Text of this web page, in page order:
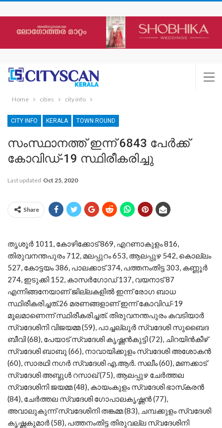
Home cities city info
CITY INFO KERALA TOWN ROUND
സംസ്ഥാനത്ത് ഇന്ന് 6843 പേര്‍ക്ക്
കോവിഡ്-19 സ്ഥിരീകരിച്ചു
Last updated Oct 25, 2020
Share
തൃശൂര്‍ 1011, കോഴിക്കോട് 869, എറണാകുളം 816,
തിരുവനന്തപുരം 712, മലപ്പുറം 653, ആലപ്പുഴ 542, കൊല്ലം
527, കോട്ടയം 386, പാലക്കാട് 374, പത്തനംതിട്ട 303, കണ്ണൂര്‍
274, ഇടുക്കി 152, കാസര്‍ഗോഡ് 137, വയനാട് 87
എന്നിങ്ങനേയാണ് ജില്ലകളില്‍ ഇന്ന് രോഗ ബാധ
സ്ഥിരീകരിച്ചത്.26 മരണങ്ങളാണ് ഇന്ന് കോവിഡ്-19
മൂലമാണെന്ന് സ്ഥിരീകരിച്ചത്. തിരുവനന്തപുരം കവടിയാര്‍
സ്വദേശിനി വിജയമ്മ (59), പാച്ചല്ലൂര്‍ സ്വദേശി സുബൈദ
ബീവി (68), പേയാട് സ്വദേശി കൃഷ്ണന്‍കുട്ടി (72), ചിറയിന്‍കീഴ്
സ്വദേശി ബാബു (66), നാവായിക്കുളം സ്വദേശി അശോകന്‍
(60), സാരഥി നഗര്‍ സ്വദേശി എ.ആര്‍. സലീം (60), മണക്കാട്
സ്വദേശി അബ്ദുള്‍ റസാഖ് (75), ആലപ്പുഴ ചേര്‍ത്തല
സ്വദേശിനി ജയമ്മ (48), കായംകുളം സ്വദേശി ഭാസ്‌കരന്‍
(84), ചേര്‍ത്തല സ്വദേശി ഗോപാലകൃഷ്ണന്‍ (77),
അവാലുകുന്ന് സ്വദേശിനി തങ്കമ്മ (83), ചമ്പക്കുളം സ്വദേശി
കൃഷ്ണകുമാര്‍ (58), പത്തനംതിട്ട തിരുവല്ല സ്വദേശിനി